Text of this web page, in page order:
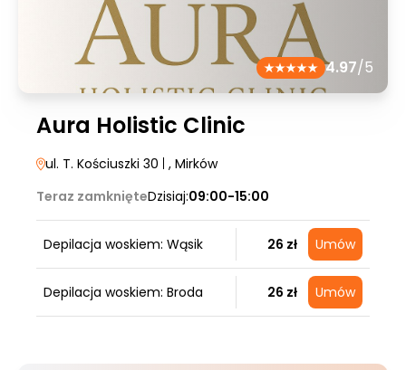
4.97/5
Aura Holistic Clinic
ul. T. Kościuszki 30 , Mirków
Teraz zamknięteDzisiaj:09:00-15:00
Depilacja woskiem: Wąsik 26 zł Umów
Depilacja woskiem: Broda 26 zł Umów